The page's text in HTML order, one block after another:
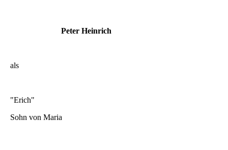
Peter Heinrich
als
"Erich"
Sohn von Maria